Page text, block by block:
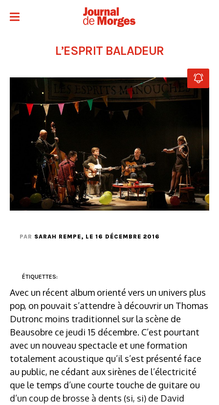
L’ESPRIT BALADEUR
PAR SARAH REMPE, LE 16 DÉCEMBRE 2016
ÉTIQUETTES:
Avec un récent album orienté vers un univers plus
pop, on pouvait s’attendre à découvrir un Thomas
Dutronc moins traditionnel sur la scène de
Beausobre ce jeudi 15 décembre. C’est pourtant
avec un nouveau spectacle et une formation
totalement acoustique qu’il s’est présenté face
au public, ne cédant aux sirènes de l’électricité
que le temps d’une courte touche de guitare ou
d’un coup de brosse à dents (si, si) de David